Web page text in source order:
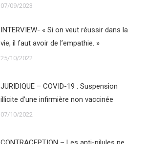
07/09/2023
INTERVIEW- « Si on veut réussir dans la
vie, il faut avoir de l’empathie. »
25/10/2022
JURIDIQUE – COVID-19 : Suspension
illicite d’une infirmière non vaccinée
07/10/2022